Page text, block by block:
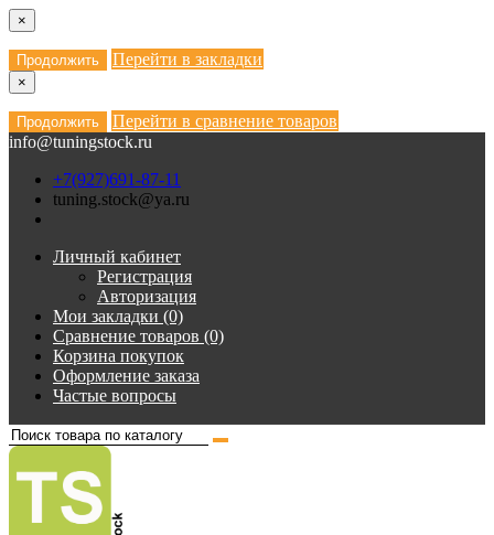
×
Продолжить Перейти в закладки
×
Продолжить
Перейти в сравнение товаров
info@tuningstock.ru
+7(927)691-87-11
tuning.stock@ya.ru
Личный кабинет
Регистрация
Авторизация
Мои закладки (0)
Сравнение товаров (0)
Корзина покупок
Оформление заказа
Частые вопросы